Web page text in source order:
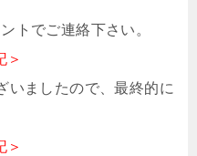
トでご連絡下さい。
＞
いましたので、最終的に
＞